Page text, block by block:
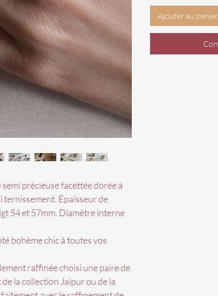
précieuse facettée dorée à
ternissement. Épaisseur de
54 et 57mm. Diamètre interne
bohème chic à toutes vos
raffinée choisi une paire de
la collection Jaipur ou de la
Ajouter au panier